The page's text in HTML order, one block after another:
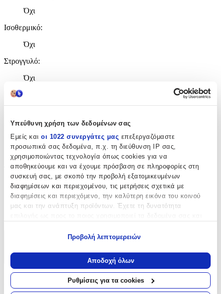
Υπεύθυνη χρήση των δεδομένων σας
Εμείς και οι 1022 συνεργάτες μας επεξεργαζόμαστε
προσωπικά σας δεδομένα, π.χ. τη διεύθυνση IP σας,
χρησιμοποιώντας τεχνολογία όπως cookies για να
αποθηκεύουμε και να έχουμε πρόσβαση σε πληροφορίες στη
συσκευή σας, με σκοπό την προβολή εξατομικευμένων
διαφημίσεων και περιεχομένου, τις μετρήσεις σχετικά με
διαφημίσεις και περιεχόμενο, την καλύτερη εικόνα του κοινού
μας και την ανάπτυξη προϊόντων. Έχετε τη δυνατότητα
Να συλλέξουμε πληροφορίες σχετικά με τη γεωγραφική
σας τοποθεσία, οι οποίες μπορεί να είναι ακριβείς σε
απόσταση μερικών μέτρων
Να αναγνωρίσουμε τη συσκευή σας σαρώνοντας ενεργά
Προβολή λεπτομερειών
Αποδοχή όλων
Ρυθμίσεις για τα cookies
Όχι
Ισοθερμικό:
Όχι
Στρογγυλό:
Όχι
Μοκέτα
Σετ :
Όχι
Διαστάσεις
Πλάτος:
100
Χαρακτηριστικά